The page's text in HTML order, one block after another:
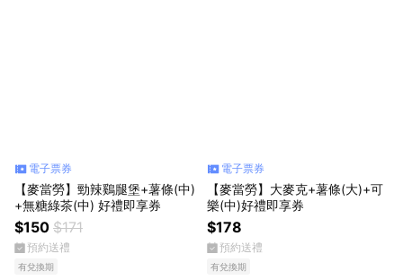
電子票券
【麥當勞】勁辣鷄腿堡+薯條(中)
+無糖綠茶(中) 好禮即享券
$150 $171
預約送禮
有兌換期
電子票券
【麥當勞】大麥克+薯條(大)+可
樂(中)好禮即享券
$178
預約送禮
有兌換期